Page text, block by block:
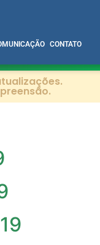
CONTATO